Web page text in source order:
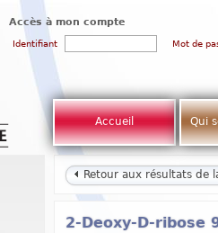
Accès à mon compte
Identifiant Mot de
Accueil Qui
Retour aux résultats de
2-Deoxy-D-ribose